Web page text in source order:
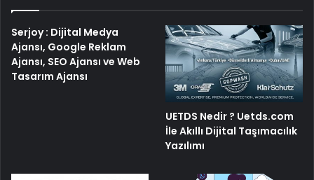
Serjoy : Dijital Medya
Ajansı, Google Reklam
Ajansı, SEO Ajansı ve Web
Tasarım Ajansı
UETDS Nedir ? Uetds.com
İle Akıllı Dijital Taşımacılık
Yazılımı